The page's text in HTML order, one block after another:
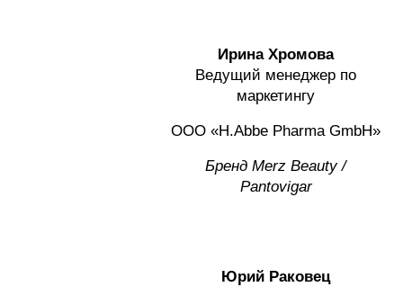
Ирина Хромова
Ведущий менеджер по
маркетингу
ООО «H.Abbe Pharma GmbH»
Бренд Merz Beauty /
Pantovigar
Юрий Раковец